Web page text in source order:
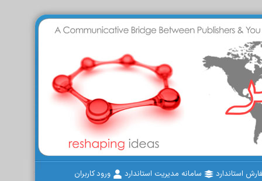
استاندارد سامانه مدیریت استاندارد ورود کاربران